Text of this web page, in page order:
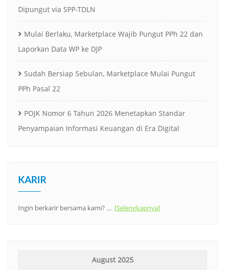
Dipungut via SPP-TDLN
Mulai Berlaku, Marketplace Wajib Pungut PPh 22 dan
Laporkan Data WP ke DJP
Sudah Bersiap Sebulan, Marketplace Mulai Pungut
PPh Pasal 22
POJK Nomor 6 Tahun 2026 Menetapkan Standar
Penyampaian Informasi Keuangan di Era Digital
KARIR
Ingin berkarir bersama kami? … [Selengkapnya]
August 2025